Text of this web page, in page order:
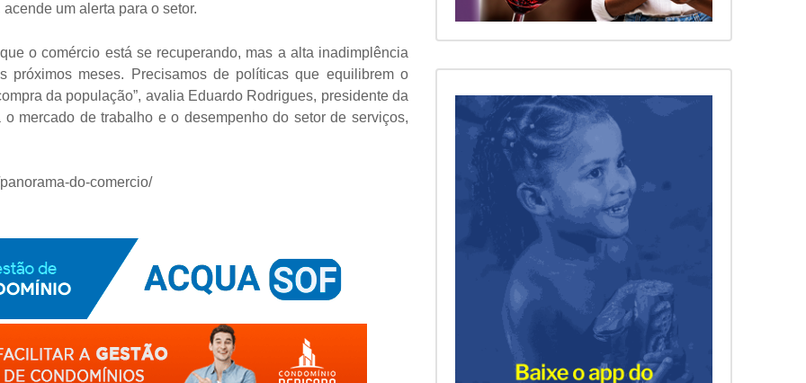
um alerta para o setor.
o comércio está se recuperando, mas a alta inadimplência
próximos meses. Precisamos de políticas que equilibrem o
da população”, avalia Eduardo Rodrigues, presidente da
mercado de trabalho e o desempenho do setor de serviços,
do-comercio/